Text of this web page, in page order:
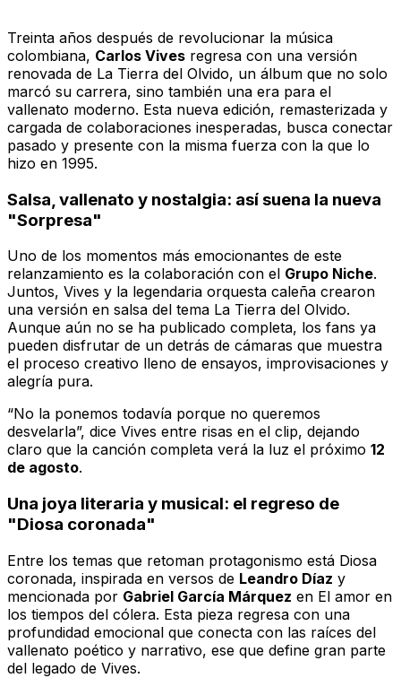
Treinta años después de revolucionar la música
colombiana, Carlos Vives regresa con una versión
renovada de La Tierra del Olvido, un álbum que no solo
marcó su carrera, sino también una era para el
vallenato moderno. Esta nueva edición, remasterizada y
cargada de colaboraciones inesperadas, busca conectar
pasado y presente con la misma fuerza con la que lo
hizo en 1995.
Salsa, vallenato y nostalgia: así suena la nueva
"Sorpresa"
Uno de los momentos más emocionantes de este
relanzamiento es la colaboración con el Grupo Niche.
Juntos, Vives y la legendaria orquesta caleña crearon
una versión en salsa del tema La Tierra del Olvido.
Aunque aún no se ha publicado completa, los fans ya
pueden disfrutar de un detrás de cámaras que muestra
el proceso creativo lleno de ensayos, improvisaciones y
alegría pura.
“No la ponemos todavía porque no queremos
desvelarla”, dice Vives entre risas en el clip, dejando
claro que la canción completa verá la luz el próximo 12
de agosto.
Una joya literaria y musical: el regreso de
"Diosa coronada"
Entre los temas que retoman protagonismo está Diosa
coronada, inspirada en versos de Leandro Díaz y
mencionada por Gabriel García Márquez en El amor en
los tiempos del cólera. Esta pieza regresa con una
profundidad emocional que conecta con las raíces del
vallenato poético y narrativo, ese que define gran parte
del legado de Vives.